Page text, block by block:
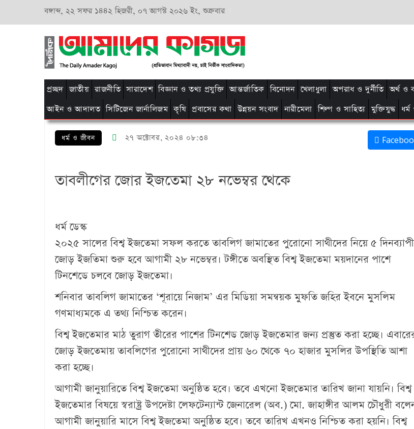
বঙ্গাব্দ, ২২ সফর ১৪৪২ হিজরী, ০৭ আগস্ট ২০২৬ ইং, শুক্রবার
প্রচ্ছদ জাতীয় রাজনীতি সারাদেশ বিজ্ঞান ও তথ্য প্রযুক্তি আন্তর্জাতিক বিনোদন খেলাধুলা অপরাধ ও দুর্নীতি অর্থ ও
আইন ও আদালত সিটিজেন জার্নালিজম কৃষি প্রবাসের কথা উন্নয়ন সংবাদ নারীমেলা শিল্প ও সাহিত্য মুক্তিযুদ্ধ
ধর্ম ও জীবন ২৭ অক্টোবর, ২০২৪ ০৮:৩৪
তাবলীগের জোর ইজতেমা ২৮ নভেম্বর থেকে
ধর্ম ডেস্ক
২০২৫ সালের বিশ্ব ইজতেমা সফল করতে তাবলিগ জামাতের পুরোনো সাথীদের নিয়ে ৫ দিনব্যাপী
জোড় ইজতিমা শুরু হবে আগামী ২৮ নভেম্বর। টঙ্গীতে অবস্থিত বিশ্ব ইজতেমা ময়দানের পাশে
টিনশেডে চলবে জোড় ইজতেমা।
শনিবার তাবলিগ জামাতের ‘শূরায়ে নিজাম’ এর মিডিয়া সমন্বয়ক মুফতি জহির ইবনে মুসলিম
গণমাধ্যমকে এ তথ্য নিশ্চিত করেন।
বিশ্ব ইজতেমার মাঠ তুরাগ তীরের পাশের টিনশেড জোড় ইজতেমার জন্য প্রস্তুত করা হচ্ছে।
জোড় ইজতেমায় তাবলিগের পুরোনো সাথীদের প্রায় ৬০ থেকে ৭০ হাজার মুসলির উপস্থিতি আশা
করা হচ্ছে।
আগামী জানুয়ারিতে বিশ্ব ইজতেমা অনুষ্ঠিত হবে। তবে এখনো ইজতেমার তারিখ জানা যায়নি। বিশ্ব
ইজতেমার বিষয়ে স্বরাষ্ট্র উপদেষ্টা লেফটেন্যান্ট জেনারেল (অব.) মো. জাহাঙ্গীর আলম চৌধুরী
আগামী জানুয়ারি মাসে বিশ্ব ইজতেমা অনুষ্ঠিত হবে। তবে তারিখ এখনও নিশ্চিত করা হয়নি। বিশ্ব